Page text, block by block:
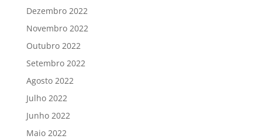
Dezembro 2022
Novembro 2022
Outubro 2022
Setembro 2022
Agosto 2022
Julho 2022
Junho 2022
Maio 2022